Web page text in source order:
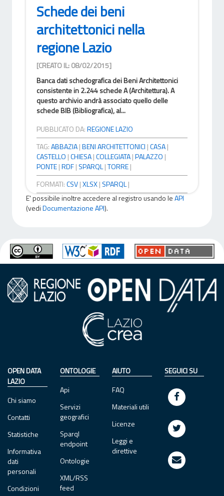
Schede dei beni
architettonici nella
regione Lazio
[CREATO IL: 08/02/2015]
Banca dati schedografica dei Beni Architettonici
consistente in 2.244 schede A (Architettura). A
questo archivio andrà associato quello delle
schede BIB (Bibliografica), al...
PUBBLICATO DA:REGIONE LAZIO
TAG:ABBAZIA|BENI ARCHITETTONICI |CASA|
CASTELLO |CHIESA|COLLEGIATA|PALAZZO |
PONTE|RDF| SPARQL|TORRE|
FORMATI:CSV|XLSX| SPARQL|
E' possibile inoltre accedere al registro usando leAPI
(vediDocumentazione API).
OPEN DATA
LAZIO
Chi siamo
Contatti
Statistiche
Informativa
dati
personali
Condizioni
ONTOLOGIE
Api
Servizi
geografici
Sparql
endpoint
Ontologie
XML/RSS
feed
AIUTO
FAQ
Materiali utili
Licenze
Leggi e
direttive
SEGUICI SU